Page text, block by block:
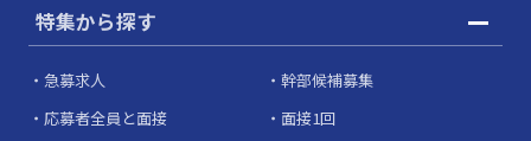
特集から探す
急募求人
幹部候補募集
応募者全員と面接
面接1回